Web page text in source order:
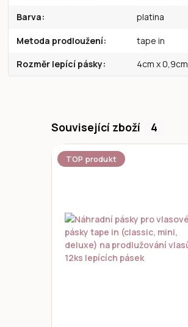
Barva platina
Metoda prodloužení tape in
Rozměr lepící pásky 4cm x 0,9cm
Související zboží 4
TOP produkt